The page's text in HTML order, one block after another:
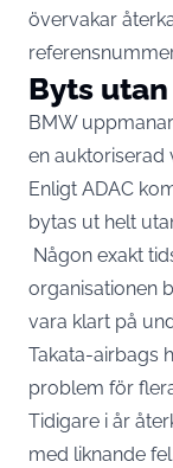
övervakar
Byts
BMW
en auktoriserad
Enligt ADAC
bytas ut helt
Någon exakt
organisationen
vara klart på
Takata-airbags
problem för
Tidigare i år
med liknande fel.